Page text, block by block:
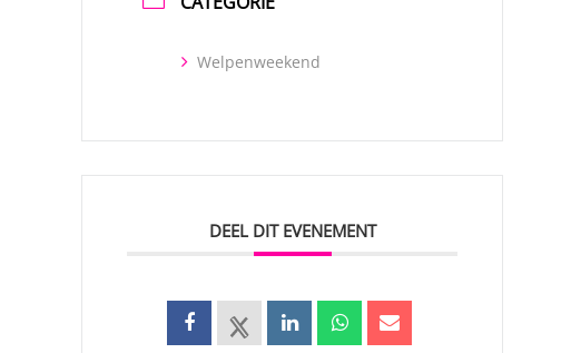
Welpenweekend
DEEL DIT EVENEMENT